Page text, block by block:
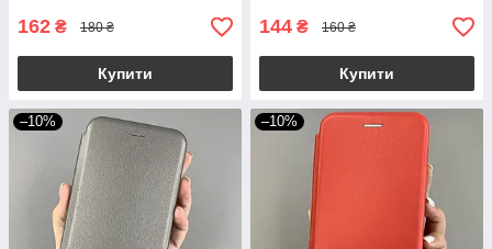
162 ₴ 180 ₴
Купити
144 ₴ 160 ₴
Купити
–10% –10%